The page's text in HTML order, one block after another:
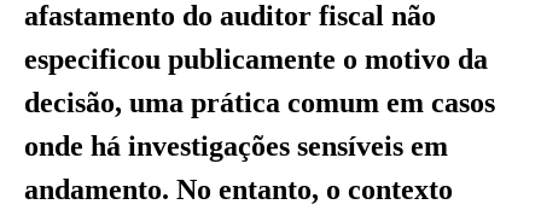
afastamento do auditor fiscal não
especificou publicamente o motivo da
decisão, uma prática comum em casos
onde há investigações sensíveis em
andamento. No entanto, o contexto